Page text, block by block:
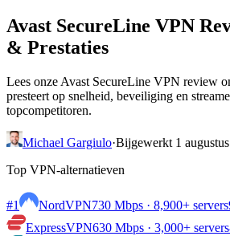
Avast SecureLine VPN
& Prestaties
Lees onze Avast SecureLine VPN review
presteert op snelheid, beveiliging en
topcompetitoren.
Michael Gargiulo·Bijgewerkt 1
Top VPN-alternatieven
#1 NordVPN730 Mbps · 8,900+ servers
ExpressVPN630 Mbps · 3,000+ servers